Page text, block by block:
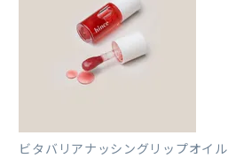
ビタバリアナッシングリップオイル